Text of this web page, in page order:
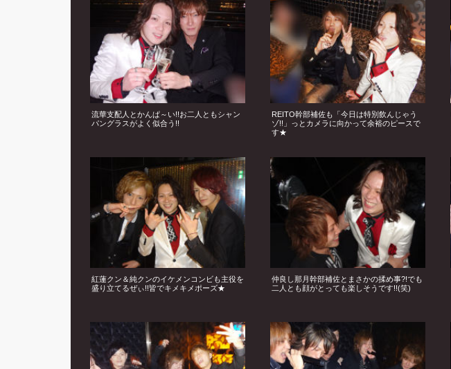
流華支配人とかんぱ～い!!お二人ともシャン
パングラスがよく似合う!!
REITO幹部補佐も「今日は特別飲んじゃう
ゾ!!」っとカメラに向かって余裕のピースで
す★
紅蓮クン＆純クンのイケメンコンビも主役を
盛り立てるぜぃ!!皆でキメキメポーズ★
仲良し那月幹部補佐とまさかの揉め事?!でも
二人とも顔がとっても楽しそうです!!(笑)